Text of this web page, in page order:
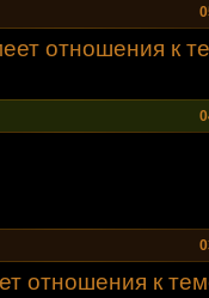
отношения к
отношения к